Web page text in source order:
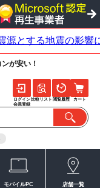
が安い！
ログイン
会員登録
比較リスト 閲覧履歴 カート
モバイルPC 店舗一覧